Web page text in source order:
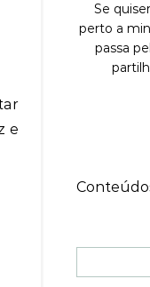
e
Se
perto a
passa